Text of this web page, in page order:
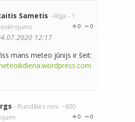
Sametis - Rīga - 1
0
0
12:17
mans meteo jūnijs ir šeit:
- Rundāles nov. - 600
0
0